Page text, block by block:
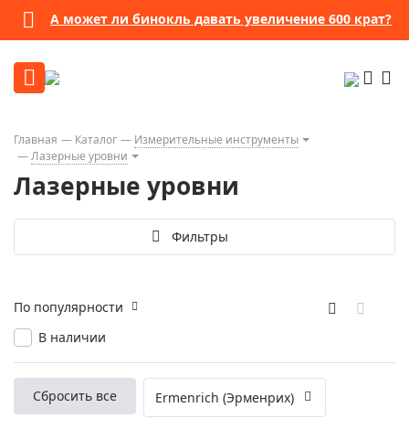
А может ли бинокль давать увеличение 600 крат?
Главная Каталог
Измерительные инструменты
Лазерные уровни
Лазерные уровни
Фильтры
В наличии
По популярности
Сбросить все Ermenrich (Эрменрих)